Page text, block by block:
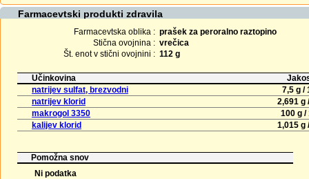
Farmacevtski produkti zdravila
Farmacevtska oblika : prašek za peroralno raztopino
Stična ovojnina : vrečica
Št. enot v stični ovojnini : 112 g
Učinkovina
natrijev sulfat, brezvodni
7,5 g /
natrijev klorid
2,691 g
makrogol 3350
100 g /
kalijev klorid
1,015 g
Pomožna snov
Ni podatka